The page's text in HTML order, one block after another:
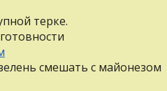
терке.
смешать с майонезом